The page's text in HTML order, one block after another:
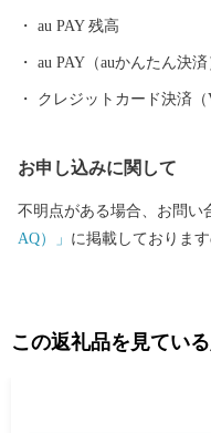
器を手に高千穂峰に降り
り、そのニニギノミコトを
くさんのパワースポット
ことができます。遠いよう
癒されたこのまちで、み
さと職人技で注目を集めて
au PAY 残高
au PAY（auかんたん決
クレジットカード決済（
お申し込みに関して
不明点がある場合、お問い
AQ）」 に掲載しておりま
この返礼品を見てい